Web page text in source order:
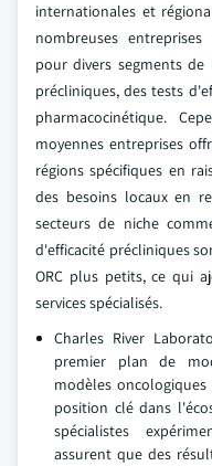
internationales et
nombreuses
pour divers segments
précliniques, des tests
pharmacocinétique.
moyennes entreprises
régions spécifiques en
des besoins locaux en
secteurs de niche
d'efficacité précliniques
ORC plus petits, ce qui
services spécialisés.
Charles River
premier plan de
modèles
position clé dans
spécialistes
assurent que des